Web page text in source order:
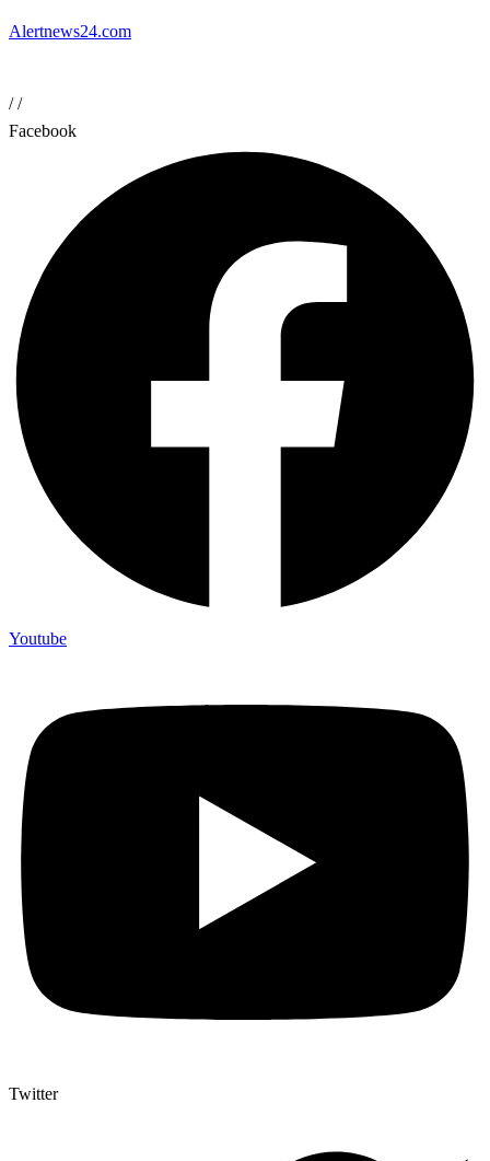
Alertnews24.com
//
Facebook
Youtube
Twitter